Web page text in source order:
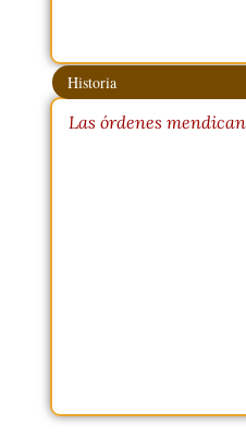
Historia
Las órdenes